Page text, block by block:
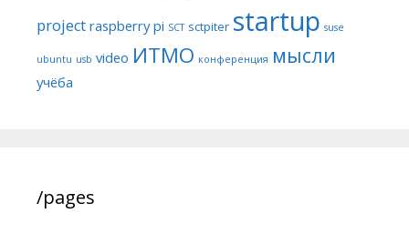
project raspberry pi SCT sctpiter startup suse
ubuntu usb video ИТМО конференция мысли
учёба
/pages